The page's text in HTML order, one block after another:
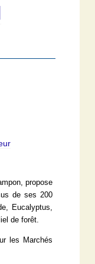
propose
de ses 200
Eucalyptus,
de forêt.
les Marchés